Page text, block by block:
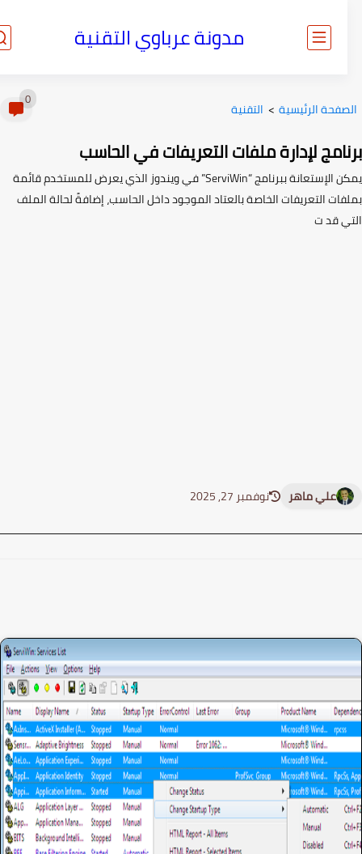
مدونة عرباوي التقنية
الرئيسية> التقنية
لإدارة ملفات التعريفات في الحاسب
يمكن الإستعانة ببرنامج “ServiWin” في ويندوز الذي يعرض للمستخدم قائمة
التعريفات الخاصة بالعتاد الموجود داخل الحاسب، إضافةً لحالة الملف
قد ت
علي ماهر نوفمبر 27, 2025